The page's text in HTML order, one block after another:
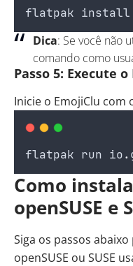
flatpak install
Dica: Se você não
comando como
Passo 5: Execute
Inicie o EmojiClu com
flatpak run io.
Como
openSUSE e
Siga os passos
openSUSE ou SUSE